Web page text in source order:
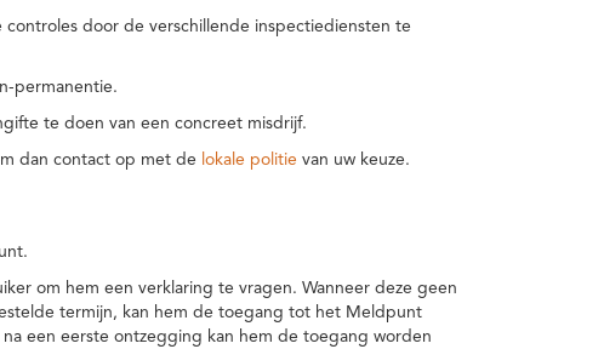
door de verschillende inspectiediensten te
permanentie.
te doen van een concreet misdrijf.
dan contact op met de lokale politie van uw keuze.
om hem een verklaring te vragen. Wanneer deze geen
termijn, kan hem de toegang tot het Meldpunt
een eerste ontzegging kan hem de toegang worden